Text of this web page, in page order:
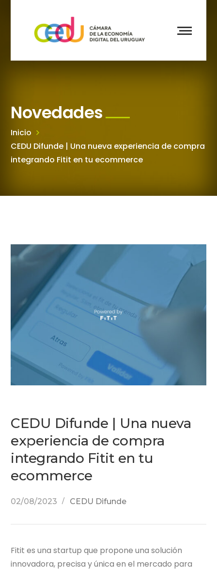
Novedades
Inicio
CEDU Difunde | Una nueva experiencia de compra
integrando Fitit en tu ecommerce
CEDU Difunde | Una nueva
experiencia de compra
integrando Fitit en tu
ecommerce
02/08/2023 CEDU Difunde
Fitit es una startup que propone una solución
innovadora, precisa y única en el mercado para